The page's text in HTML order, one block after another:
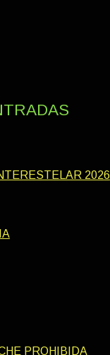
2026
PROHIBIDA